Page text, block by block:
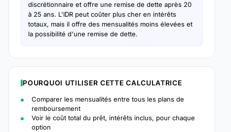
discrétionnaire et offre une remise de dette après 20
à 25 ans. L'IDR peut coûter plus cher en intérêts
totaux, mais il offre des mensualités moins élevées et
la possibilité d'une remise de dette.
POURQUOI UTILISER CETTE CALCULATRICE
Comparer les mensualités entre tous les plans de
remboursement
Voir le coût total du prêt, intérêts inclus, pour chaque
option